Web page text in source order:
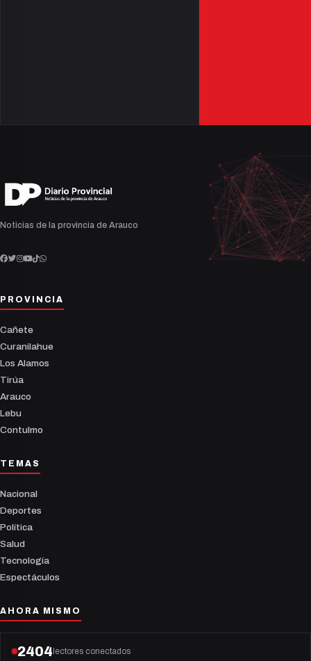
Noticias de la provincia de Arauco
PROVINCIA
Cañete
Curanilahue
Los Alamos
Tirúa
Arauco
Lebu
Contulmo
TEMAS
Nacional
Deportes
Política
Salud
Tecnología
Espectáculos
AHORA MISMO
2406 lectores conectados